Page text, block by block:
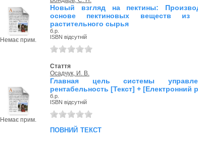
Немає прим.
Новый взгляд на пектины:
основе пектиновых веществ из
растительного сырья
б.р.
ISBN відсутній
Немає прим.
Стаття
Осадчук, И. В.
Главная цель системы
рентабельность [Текст] + [Електронний
б.р.
ISBN відсутній
повний текст